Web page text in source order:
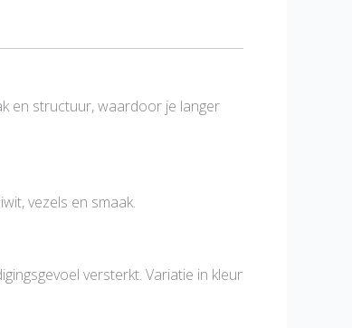
en structuur, waardoor je langer
vezels en smaak.
versterkt. Variatie in kleur